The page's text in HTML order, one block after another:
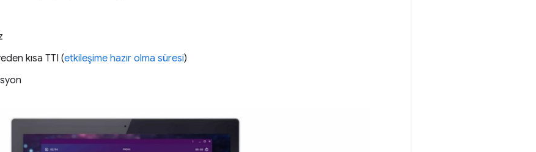
kısa TTI (etkileşime hazır olma süresi)